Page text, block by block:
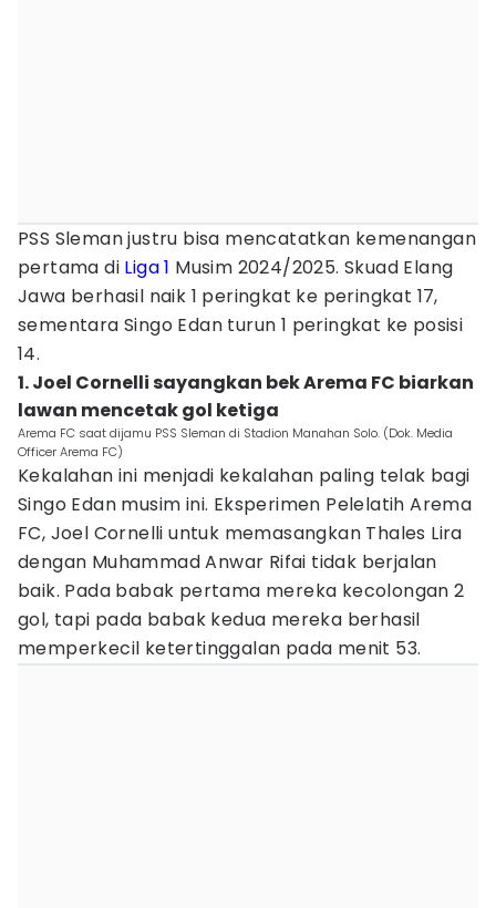
PSS Sleman justru bisa mencatatkan kemenangan
pertama di Liga 1 Musim 2024/2025. Skuad Elang
Jawa berhasil naik 1 peringkat ke peringkat 17,
sementara Singo Edan turun 1 peringkat ke posisi
14.
1. Joel Cornelli sayangkan bek Arema FC biarkan
lawan mencetak gol ketiga
Arema FC saat dijamu PSS Sleman di Stadion Manahan Solo. (Dok. Media
Officer Arema FC)
Kekalahan ini menjadi kekalahan paling telak bagi
Singo Edan musim ini. Eksperimen Pelelatih Arema
FC, Joel Cornelli untuk memasangkan Thales Lira
dengan Muhammad Anwar Rifai tidak berjalan
baik. Pada babak pertama mereka kecolongan 2
gol, tapi pada babak kedua mereka berhasil
memperkecil ketertinggalan pada menit 53.